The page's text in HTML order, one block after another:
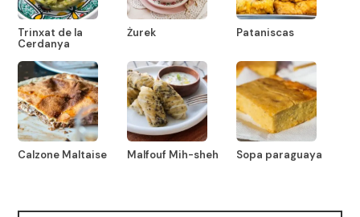
Trinxat de la
Cerdanya
Żurek Pataniscas
Calzone Maltaise Malfouf Mih-sheh Sopa paraguaya